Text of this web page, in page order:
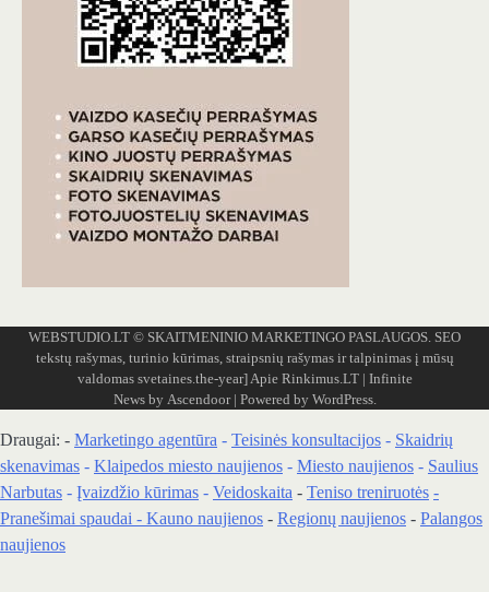
WEBSTUDIO.LT © SKAITMENINIO MARKETINGO PASLAUGOS. SEO
tekstų rašymas, turinio kūrimas, straipsnių rašymas ir talpinimas į mūsų
valdomas svetaines.the-year] Apie Rinkimus.LT| Infinite
News by Ascendoor| Powered by WordPress.
Draugai: - Marketingo agentūra - Teisinės konsultacijos - Skaidrių
skenavimas - Klaipedos miesto naujienos - Miesto naujienos - Saulius
Narbutas - Įvaizdžio kūrimas - Veidoskaita - Teniso treniruotės -
Pranešimai spaudai - Kauno naujienos - Regionų naujienos - Palangos
naujienos